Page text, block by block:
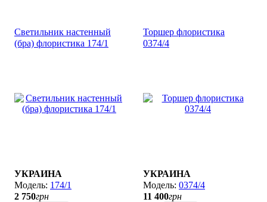
Светильник настенный
(бра) флористика 174/1
УКРАИНА
174/1
2 750грн
Торшер флористика
0374/4
УКРАИНА
0374/4
11 400грн